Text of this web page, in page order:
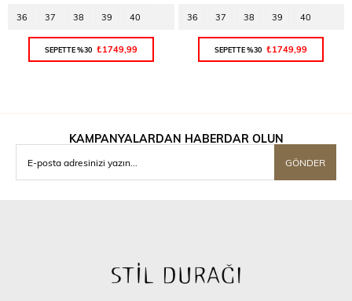
36 37 38 39 40
SEPETTE %30 ₺1749,99
36 37 38 39 40
SEPETTE %30 ₺1749,99
KAMPANYALARDAN HABERDAR OLUN
GÖNDER